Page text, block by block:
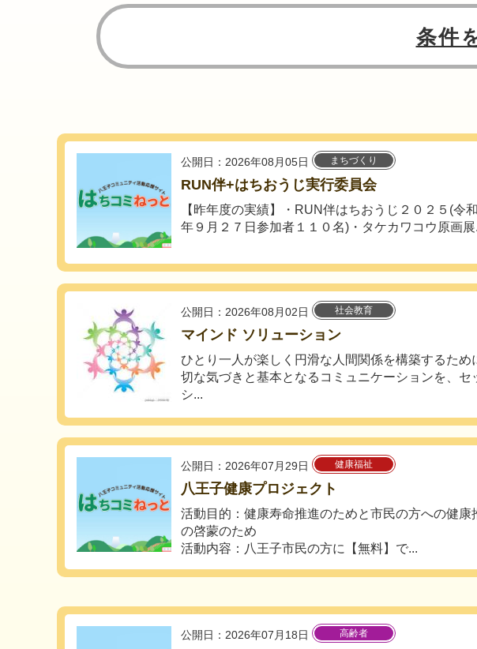
条件
公開日：2026年08月05日 まちづくり
RUN伴+はちおうじ実行委員会
【昨年度の実績】・RUN伴はちおうじ２０２５(令
年９月２７日参加者１１０名)・タケカワコウ原画展
公開日：2026年08月02日 社会教育
マインド ソリューション
ひとり一人が楽しく円滑な人間関係を構築するため
切な気づきと基本となるコミュニケーションを、セ
シ...
公開日：2026年07月29日 健康福祉
八王子健康プロジェクト
活動目的：健康寿命推進のためと市民の方への健康
の啓蒙のため
活動内容：八王子市民の方に【無料】で...
公開日：2026年07月18日 高齢者